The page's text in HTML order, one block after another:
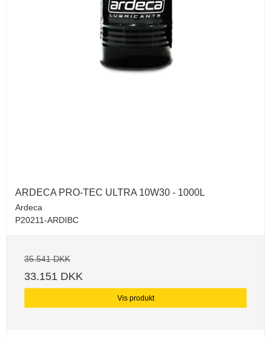
ARDECA PRO-TEC ULTRA 10W30 - 1000L
Ardeca
P20211-ARDIBC
35.541 DKK
33.151 DKK
Vis produkt